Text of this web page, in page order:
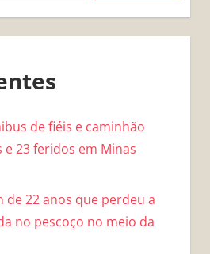
de fiéis e caminhão
23 feridos em Minas
de 22 anos que perdeu a
no pescoço no meio da